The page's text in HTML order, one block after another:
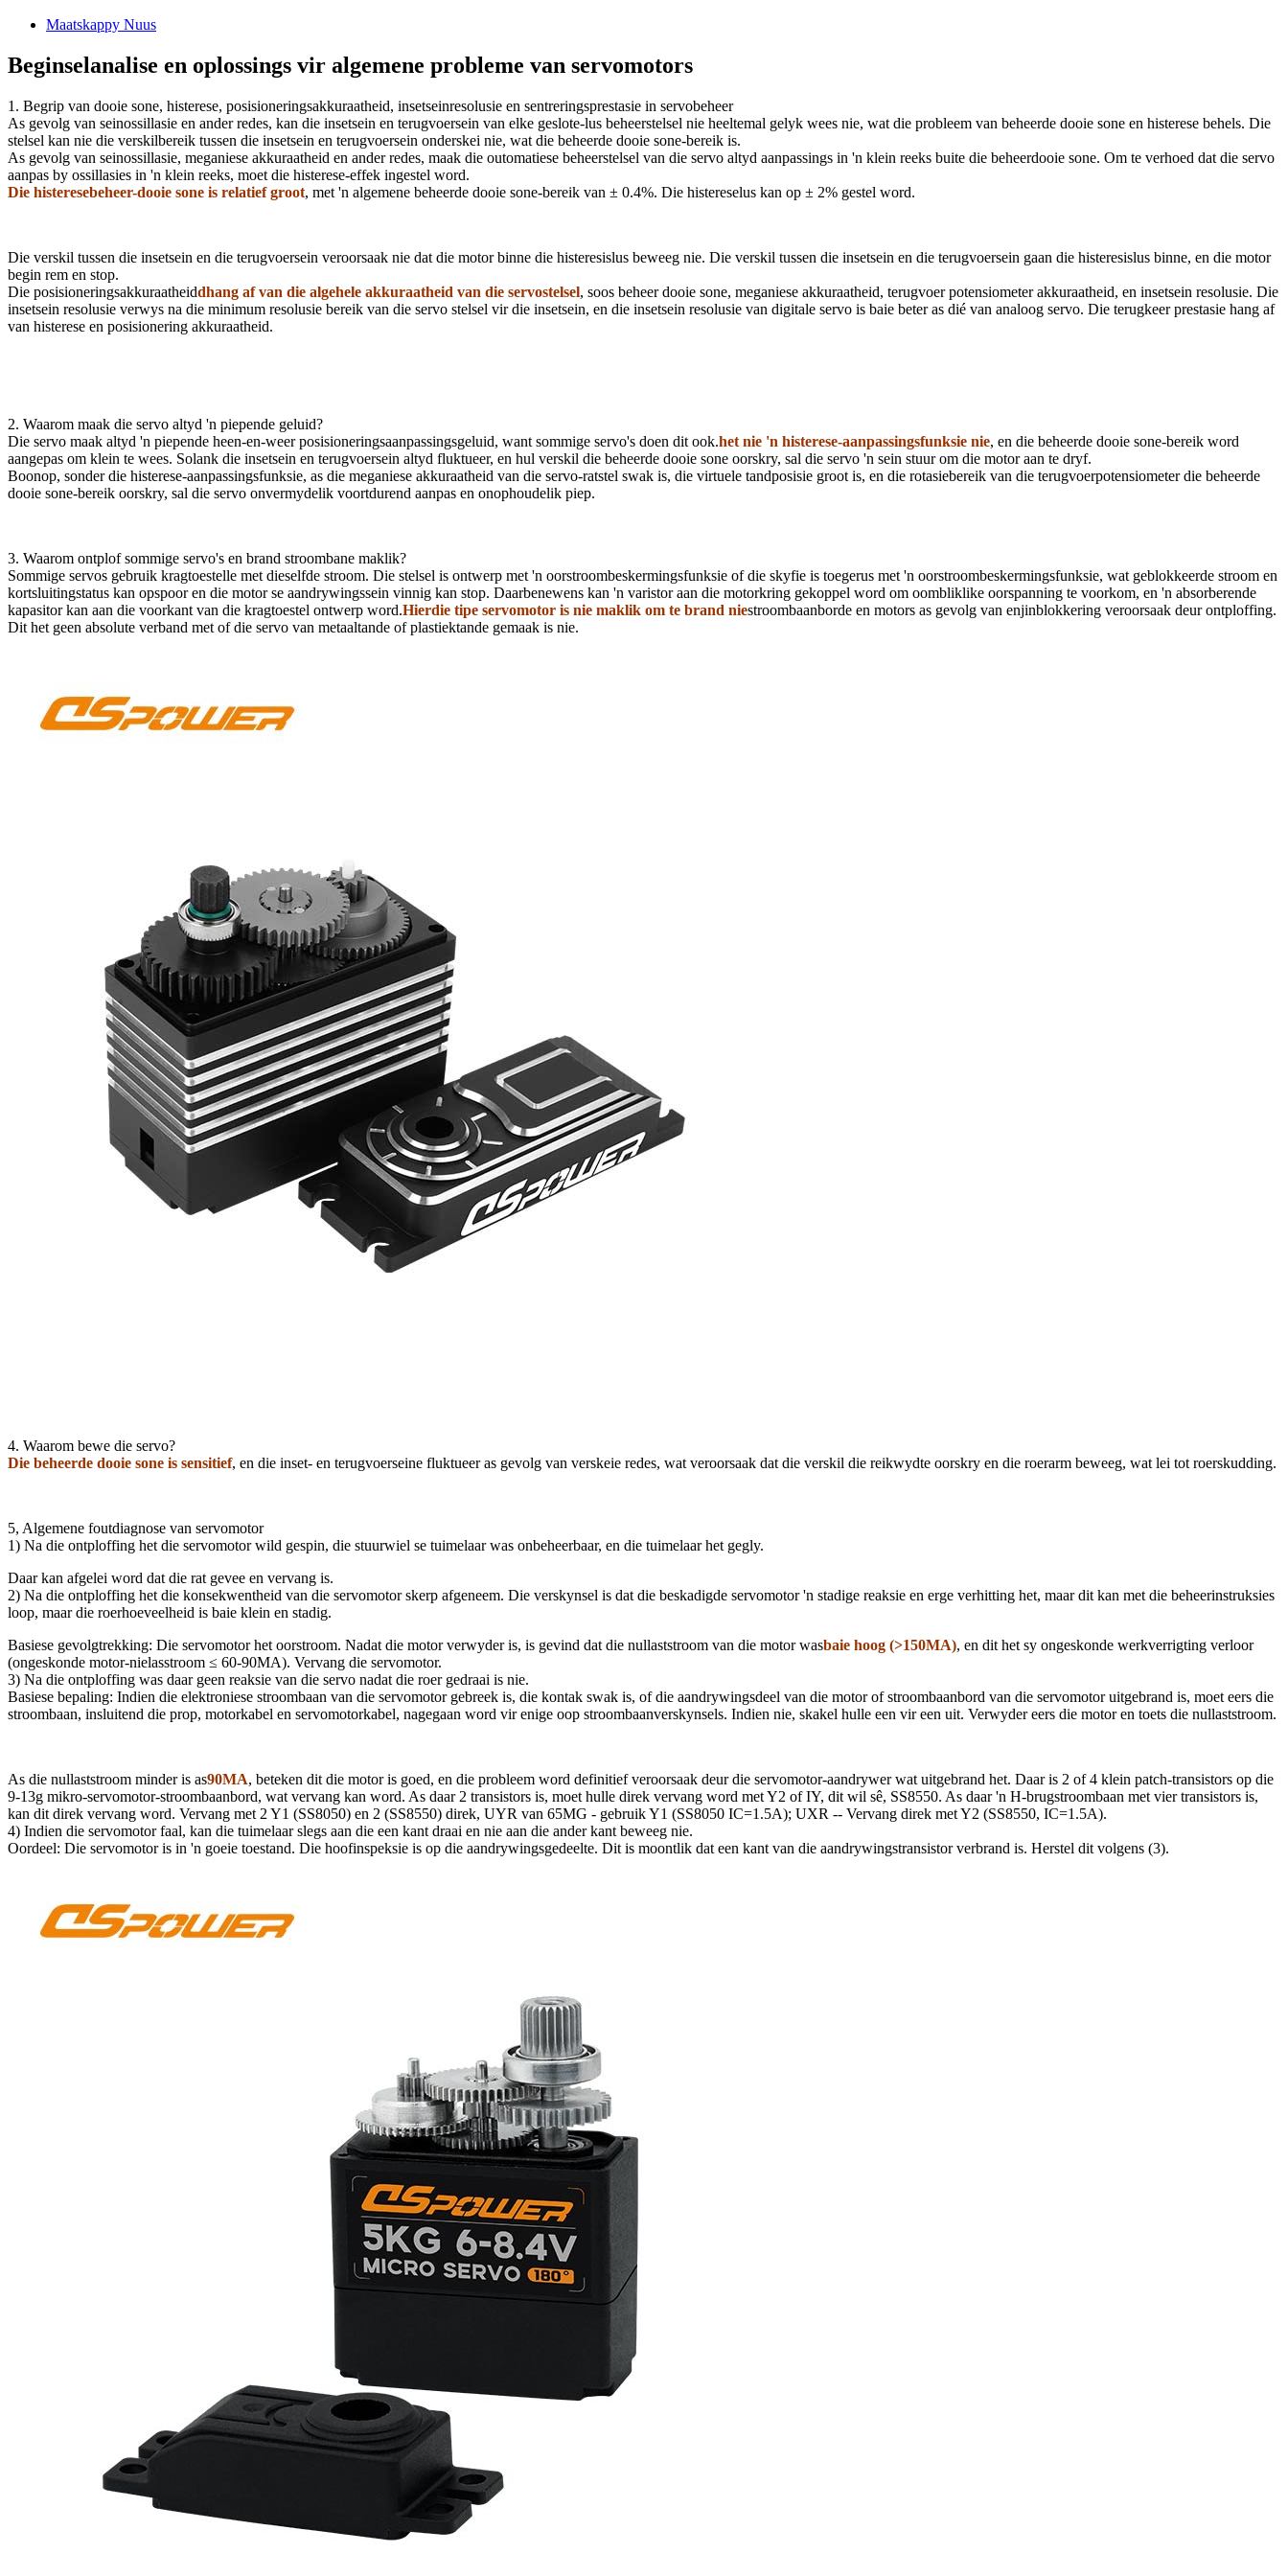
Maatskappy Nuus
Beginselanalise en oplossings vir algemene probleme van servomotors
1. Begrip van dooie sone, histerese, posisioneringsakkuraatheid, insetseinresolusie en sentreringsprestasie in servobeheer
As gevolg van seinossillasie en ander redes, kan die insetsein en terugvoersein van elke geslote-lus beheerstelsel nie heeltemal gelyk wees nie, wat die probleem van beheerde dooie sone en histerese behels. Die
stelsel kan nie die verskilbereik tussen die insetsein en terugvoersein onderskei nie, wat die beheerde dooie sone-bereik is.
As gevolg van seinossillasie, meganiese akkuraatheid en ander redes, maak die outomatiese beheerstelsel van die servo altyd aanpassings in 'n klein reeks buite die beheerdooie sone. Om te verhoed dat die servo
aanpas by ossillasies in 'n klein reeks, moet die histerese-effek ingestel word.
Die histeresebeheer-dooie sone is relatief groot, met 'n algemene beheerde dooie sone-bereik van ± 0.4%. Die histereselus kan op ± 2% gestel word.
Die verskil tussen die insetsein en die terugvoersein veroorsaak nie dat die motor binne die histeresislus beweeg nie. Die verskil tussen die insetsein en die terugvoersein gaan die histeresislus binne, en die motor
begin rem en stop.
Die posisioneringsakkuraatheiddhang af van die algehele akkuraatheid van die servostelsel, soos beheer dooie sone, meganiese akkuraatheid, terugvoer potensiometer akkuraatheid, en insetsein resolusie. Die
insetsein resolusie verwys na die minimum resolusie bereik van die servo stelsel vir die insetsein, en die insetsein resolusie van digitale servo is baie beter as dié van analoog servo. Die terugkeer prestasie hang af
van histerese en posisionering akkuraatheid.
2. Waarom maak die servo altyd 'n piepende geluid?
Die servo maak altyd 'n piepende heen-en-weer posisioneringsaanpassingsgeluid, want sommige servo's doen dit ook.het nie 'n histerese-aanpassingsfunksie nie, en die beheerde dooie sone-bereik word
aangepas om klein te wees. Solank die insetsein en terugvoersein altyd fluktueer, en hul verskil die beheerde dooie sone oorskry, sal die servo 'n sein stuur om die motor aan te dryf.
Boonop, sonder die histerese-aanpassingsfunksie, as die meganiese akkuraatheid van die servo-ratstel swak is, die virtuele tandposisie groot is, en die rotasiebereik van die terugvoerpotensiometer die beheerde
dooie sone-bereik oorskry, sal die servo onvermydelik voortdurend aanpas en onophoudelik piep.
3. Waarom ontplof sommige servo's en brand stroombane maklik?
Sommige servos gebruik kragtoestelle met dieselfde stroom. Die stelsel is ontwerp met 'n oorstroombeskermingsfunksie of die skyfie is toegerus met 'n oorstroombeskermingsfunksie, wat geblokkeerde stroom en
kortsluitingstatus kan opspoor en die motor se aandrywingssein vinnig kan stop. Daarbenewens kan 'n varistor aan die motorkring gekoppel word om oombliklike oorspanning te voorkom, en 'n absorberende
kapasitor kan aan die voorkant van die kragtoestel ontwerp word.Hierdie tipe servomotor is nie maklik om te brand niestroombaanborde en motors as gevolg van enjinblokkering veroorsaak deur ontploffing.
Dit het geen absolute verband met of die servo van metaaltande of plastiektande gemaak is nie.
4. Waarom bewe die servo?
Die beheerde dooie sone is sensitief, en die inset- en terugvoerseine fluktueer as gevolg van verskeie redes, wat veroorsaak dat die verskil die reikwydte oorskry en die roerarm beweeg, wat lei tot roerskudding.
5, Algemene foutdiagnose van servomotor
1) Na die ontploffing het die servomotor wild gespin, die stuurwiel se tuimelaar was onbeheerbaar, en die tuimelaar het gegly.
Daar kan afgelei word dat die rat gevee en vervang is.
2) Na die ontploffing het die konsekwentheid van die servomotor skerp afgeneem. Die verskynsel is dat die beskadigde servomotor 'n stadige reaksie en erge verhitting het, maar dit kan met die beheerinstruksies
loop, maar die roerhoeveelheid is baie klein en stadig.
Basiese gevolgtrekking: Die servomotor het oorstroom. Nadat die motor verwyder is, is gevind dat die nullaststroom van die motor wasbaie hoog (>150MA), en dit het sy ongeskonde werkverrigting verloor
(ongeskonde motor-nielasstroom ≤ 60-90MA). Vervang die servomotor.
3) Na die ontploffing was daar geen reaksie van die servo nadat die roer gedraai is nie.
Basiese bepaling: Indien die elektroniese stroombaan van die servomotor gebreek is, die kontak swak is, of die aandrywingsdeel van die motor of stroombaanbord van die servomotor uitgebrand is, moet eers die
stroombaan, insluitend die prop, motorkabel en servomotorkabel, nagegaan word vir enige oop stroombaanverskynsels. Indien nie, skakel hulle een vir een uit. Verwyder eers die motor en toets die nullaststroom.
As die nullaststroom minder is as90MA, beteken dit die motor is goed, en die probleem word definitief veroorsaak deur die servomotor-aandrywer wat uitgebrand het. Daar is 2 of 4 klein patch-transistors op die
9-13g mikro-servomotor-stroombaanbord, wat vervang kan word. As daar 2 transistors is, moet hulle direk vervang word met Y2 of IY, dit wil sê, SS8550. As daar 'n H-brugstroombaan met vier transistors is,
kan dit direk vervang word. Vervang met 2 Y1 (SS8050) en 2 (SS8550) direk, UYR van 65MG - gebruik Y1 (SS8050 IC=1.5A); UXR -- Vervang direk met Y2 (SS8550, IC=1.5A).
4) Indien die servomotor faal, kan die tuimelaar slegs aan die een kant draai en nie aan die ander kant beweeg nie.
Oordeel: Die servomotor is in 'n goeie toestand. Die hoofinspeksie is op die aandrywingsgedeelte. Dit is moontlik dat een kant van die aandrywingstransistor verbrand is. Herstel dit volgens (3).